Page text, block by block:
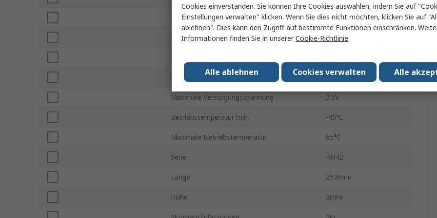
Empfindlichkeit des Empfängers -80dBm
Frequenz 2.48GHz
Schnittstellentyp
Minimale Versorgungsspannung 3V
Maximale Versorgungsspannung 3.6V
Betriebstemperatur min. -40°C
Maximale Betriebstemperatur 85°C
Serie RN42
Länge 25.8mm
Höhe 2mm
Cookies einverstanden. Sie können Ihre Cookies auswählen, indem Sie auf
Einstellungen verwalten" klicken. Wenn Sie dies nicht möchten, klicken Sie auf
ablehnen". Dies kann den Zugriff auf bestimmte Funktionen einschränken.
Informationen finden Sie in unsererCookie-Richtlinie.
Alle
Cookies verwalten
Alle ablehnen